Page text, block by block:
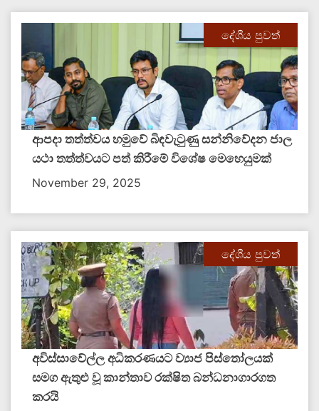
දේශීය පුවත්
ආපදා තත්ත්වය හමුවේ බිඳවැටුණු සන්නිවේදන ජාල
යථා තත්ත්වයට පත් කිරීමේ විශේෂ මෙහෙයුමක්
November 29, 2025
දේශීය පුවත්
අවිස්සාවේල්ල අධිකරණයට ව්‍යාජ පිස්තෝලයක්
සමග ඇතුළු වූ කාන්තාව රක්ෂිත බන්ධනාගාරගත
කරයි